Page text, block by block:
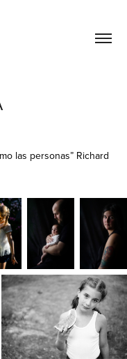
las personas” Richard